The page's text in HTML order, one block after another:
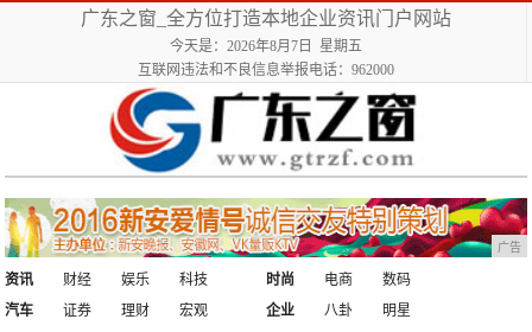
广东之窗_全方位打造本地企业资讯门户网站
今天是：2026年8月7日 星期五
互联网违法和不良信息举报电话：962000
广告
资讯 财经 娱乐
科技
汽车
证券 理财 宏观
时尚 电商
数码
企业
八卦
明星